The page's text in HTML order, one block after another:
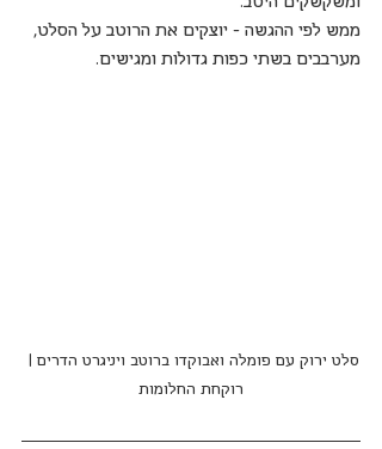
ממש לפי ההגשה - יוצקים את הרוטב על הסלט,
מערבבים בשתי כפות גדולות ומגישים.
סלט ירוק עם פומלה ואבוקדו ברוטב ויניגרט הדרים |
רוקחת החלומות